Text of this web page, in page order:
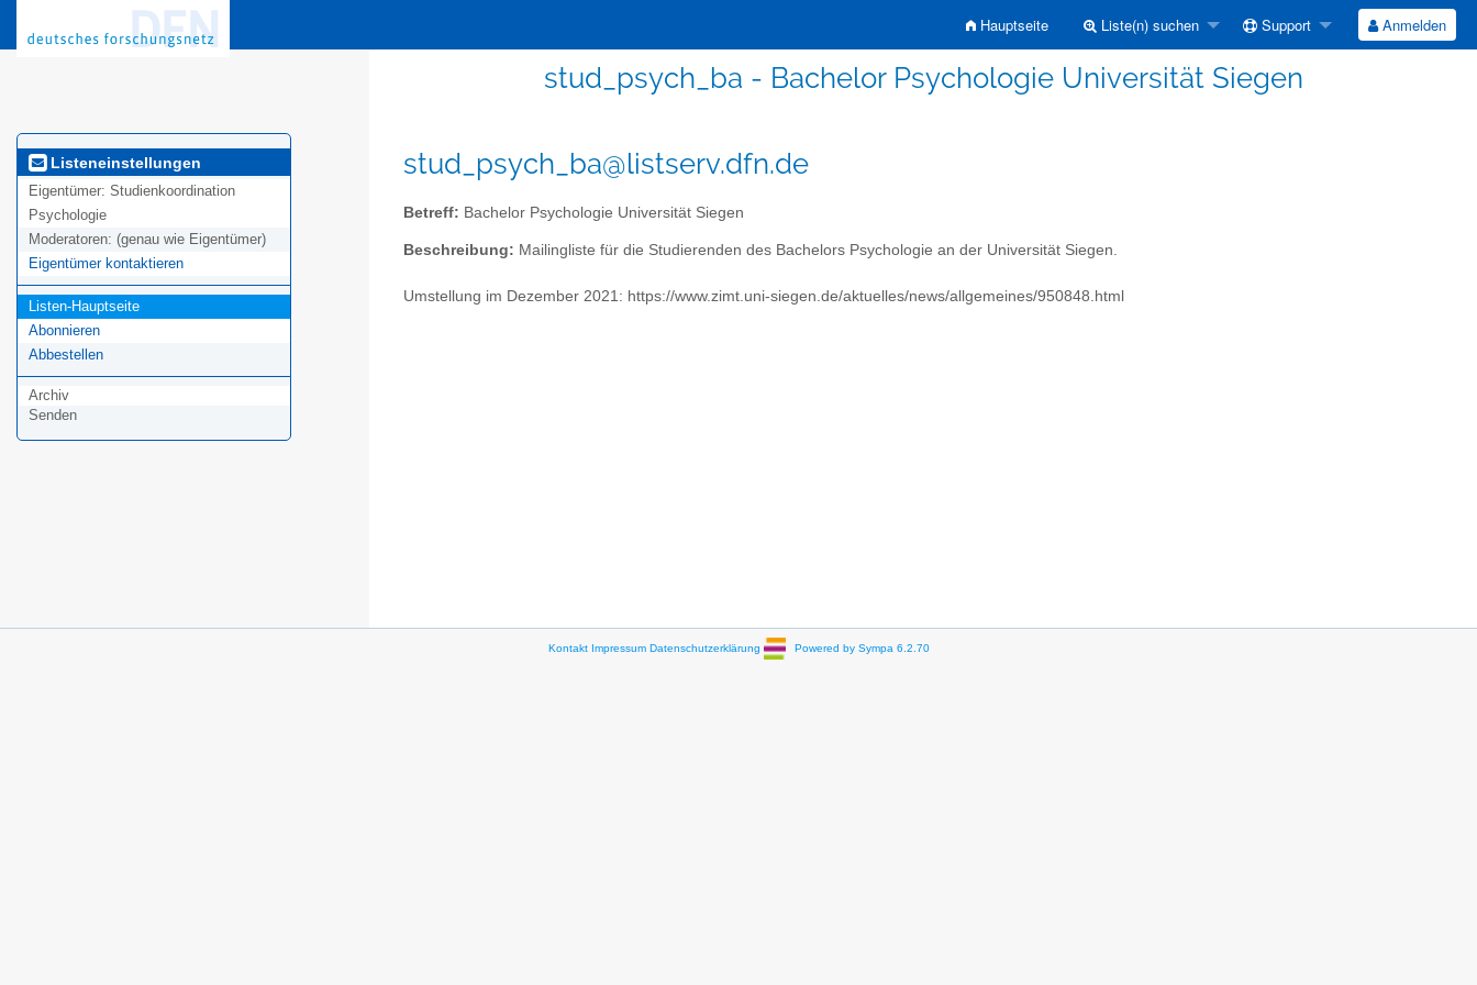
Hauptseite Liste(n) suchen Support Anmelden
stud_psych_ba - Bachelor Psychologie Universität Siegen
Listeneinstellungen
Eigentümer: Studienkoordination
Psychologie
Moderatoren: (genau wie Eigentümer)
Eigentümer kontaktieren
Listen-Hauptseite
Abonnieren
Abbestellen
Archiv
Senden
stud_psych_ba@listserv.dfn.de
Betreff: Bachelor Psychologie Universität Siegen
Beschreibung: Mailingliste für die Studierenden des Bachelors Psychologie an der Universität Siegen.
Umstellung im Dezember 2021: https://www.zimt.uni-siegen.de/aktuelles/news/allgemeines/950848.html
Kontakt Impressum Datenschutzerklärung Powered by Sympa 6.2.70